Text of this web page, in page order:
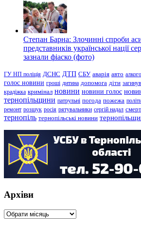
Степан Барна: Злочинні спроби
представників української нації
зазнали фіаско (фото)
ГУ НП поліція ДСНС ДТП СБУ аварія авто
голос новини гроші дитина допомога діти загинув
крадіжка кримінал новини новини голос
тернопільщини патрульні погода пожежа
ремонт розшук росія рятувальники сергій надал
тернопіль тернопільські новини
Архіви
Архіви